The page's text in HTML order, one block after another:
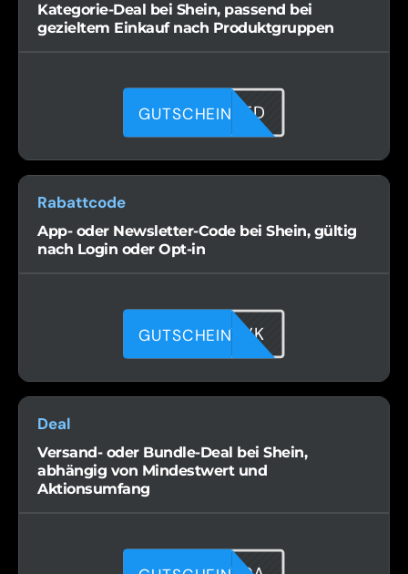
Kategorie-Deal bei Shein, passend bei
gezieltem Einkauf nach Produktgruppen
7MS5HE2TD
GUTSCHEIN
Rabattcode
App- oder Newsletter-Code bei Shein, gültig
nach Login oder Opt-in
5ZNAH77VK
GUTSCHEIN
Deal
Versand- oder Bundle-Deal bei Shein,
abhängig von Mindestwert und
Aktionsumfang